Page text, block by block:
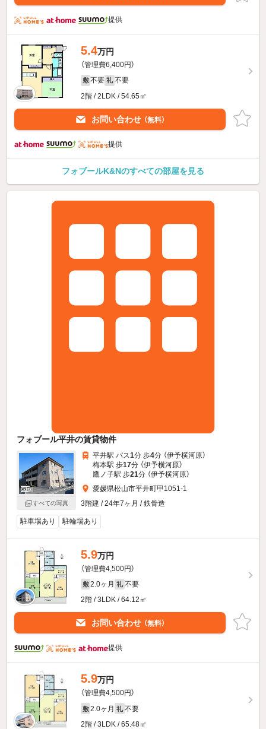
提供
5.4万円
（管理費6,400円）
敷 不要 礼 不要
2階 / 2LDK / 54.65㎡
お問い合わせ （無料）
提供
フォブールK&Nのすべての部屋を見る
フォブール平井の賃貸物件
すべての写真
平井駅 バス1分 歩4分 （伊予横河原）
梅本駅 歩17分 （伊予横河原）
鷹ノ子駅 歩21分 （伊予横河原）
愛媛県松山市平井町甲1051-1
3階建 / 24年7ヶ月 / 鉄骨造
駐車場あり 駐輪場あり
5.9万円
（管理費4,500円）
敷 2.0ヶ月 礼 不要
2階 / 3LDK / 64.12㎡
お問い合わせ （無料）
提供
5.9万円
（管理費4,500円）
敷 2.0ヶ月 礼 不要
2階 / 3LDK / 65.48㎡